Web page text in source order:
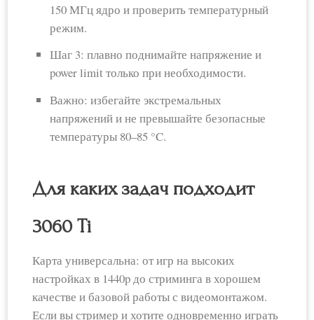
150 МГц ядро и проверить температурный
режим.
Шаг 3: плавно поднимайте напряжение и
power limit только при необходимости.
Важно: избегайте экстремальных
напряжений и не превышайте безопасные
температуры 80–85 °C.
Для каких задач подходит
3060 Ti
Карта универсальна: от игр на высоких
настройках в 1440p до стриминга в хорошем
качестве и базовой работы с видеомонтажом.
Если вы стример и хотите одновременно играть